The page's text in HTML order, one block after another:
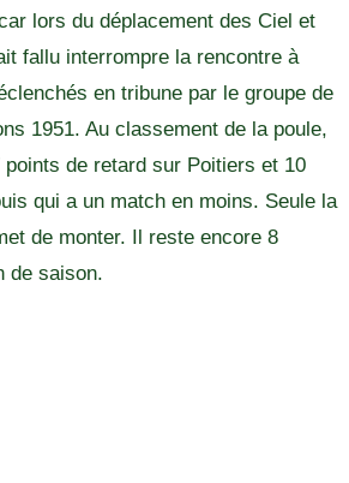
lors du déplacement des Ciel et
fallu interrompre la rencontre à
en tribune par le groupe de
1951. Au classement de la poule,
de retard sur Poitiers et 10
qui a un match en moins. Seule la
de monter. Il reste encore 8
de saison.